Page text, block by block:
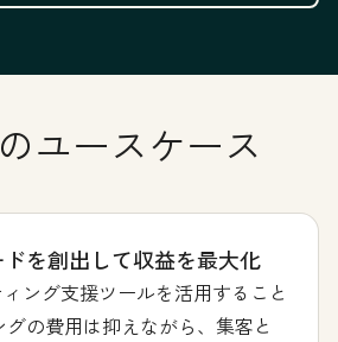
ユースケース
を創出して収益を最大化
ング支援ツールを活用すること
の費用は抑えながら、集客と